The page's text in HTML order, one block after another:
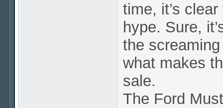
time, it’s
hype. Sure,
the
what makes
sale.
The Ford